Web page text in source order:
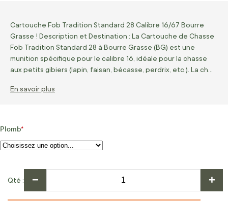
Cartouche Fob Tradition Standard 28 Calibre 16/67 Bourre
Grasse ! Description et Destination : La Cartouche de Chasse
Fob Tradition Standard 28 à Bourre Grasse (BG) est une
munition spécifique pour le calibre 16, idéale pour la chasse
aux petits gibiers (lapin, faisan, bécasse, perdrix, etc.). La ch…
En savoir plus
Plomb
Qté − +